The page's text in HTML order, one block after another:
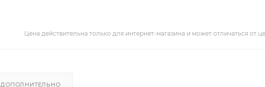
Цена действительна только для интернет-магазина и может отличаться от
ДОПОЛНИТЕЛЬНО